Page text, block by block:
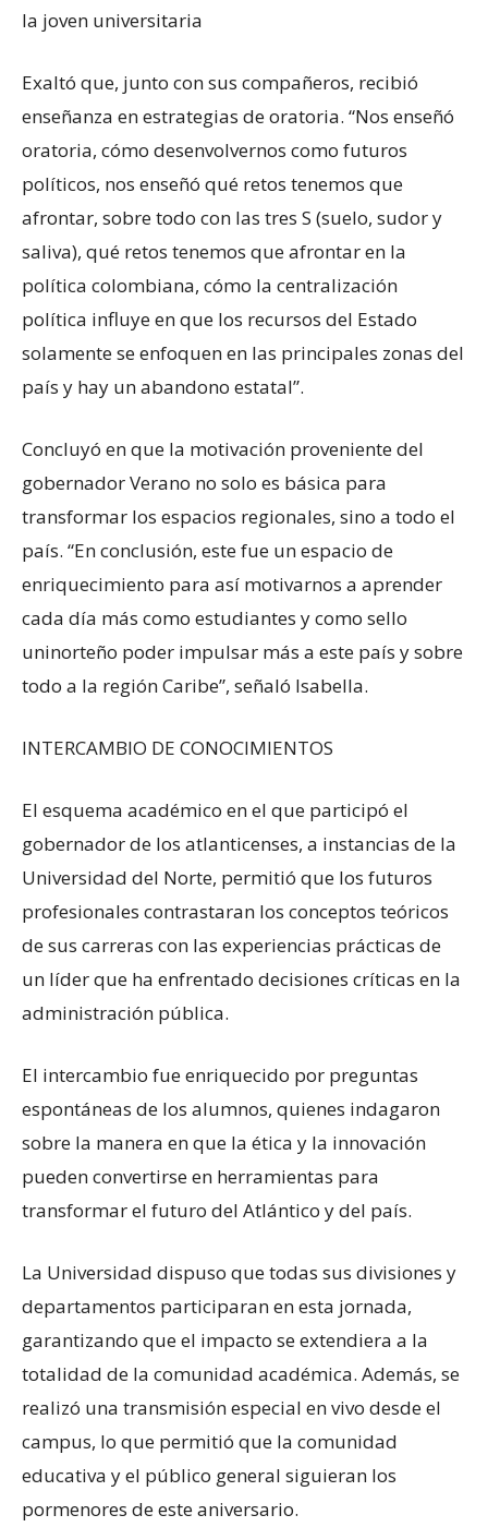
la joven universitaria
Exaltó que, junto con sus compañeros, recibió
enseñanza en estrategias de oratoria. “Nos enseñó
oratoria, cómo desenvolvernos como futuros
políticos, nos enseñó qué retos tenemos que
afrontar, sobre todo con las tres S (suelo, sudor y
saliva), qué retos tenemos que afrontar en la
política colombiana, cómo la centralización
política influye en que los recursos del Estado
solamente se enfoquen en las principales zonas del
país y hay un abandono estatal”.
Concluyó en que la motivación proveniente del
gobernador Verano no solo es básica para
transformar los espacios regionales, sino a todo el
país. “En conclusión, este fue un espacio de
enriquecimiento para así motivarnos a aprender
cada día más como estudiantes y como sello
uninorteño poder impulsar más a este país y sobre
todo a la región Caribe”, señaló Isabella.
INTERCAMBIO DE CONOCIMIENTOS
El esquema académico en el que participó el
gobernador de los atlanticenses, a instancias de la
Universidad del Norte, permitió que los futuros
profesionales contrastaran los conceptos teóricos
de sus carreras con las experiencias prácticas de
un líder que ha enfrentado decisiones críticas en la
administración pública.
El intercambio fue enriquecido por preguntas
espontáneas de los alumnos, quienes indagaron
sobre la manera en que la ética y la innovación
pueden convertirse en herramientas para
transformar el futuro del Atlántico y del país.
La Universidad dispuso que todas sus divisiones y
departamentos participaran en esta jornada,
garantizando que el impacto se extendiera a la
totalidad de la comunidad académica. Además, se
realizó una transmisión especial en vivo desde el
campus, lo que permitió que la comunidad
educativa y el público general siguieran los
pormenores de este aniversario.